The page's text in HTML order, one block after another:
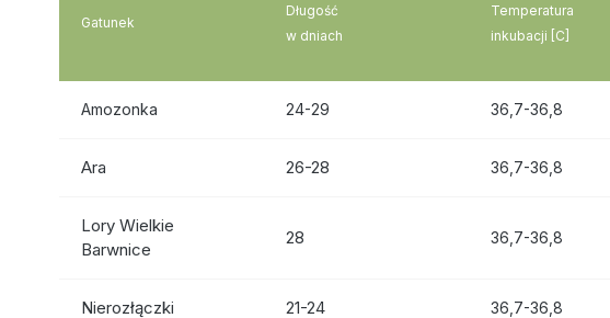
Gatunek
Długość
w dniach
Temperatura
inkubacji [C]
Amozonka 24-29 36,7-36,8
Ara 26-28 36,7-36,8
Lory Wielkie
Barwnice
28 36,7-36,8
Nierozłączki 21-24 36,7-36,8